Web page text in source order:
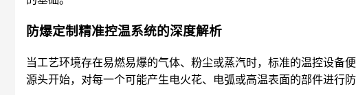
防爆定制精准控温系统的深度解析
当工艺环境存在易燃易爆的气体、粉尘或蒸汽时，标准的温控设备
源头开始，对每一个可能产生电火花、电弧或高温表面的部件进行